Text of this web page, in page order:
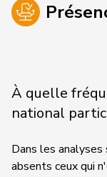
À quelle
national
Dans les
absents ceux qui